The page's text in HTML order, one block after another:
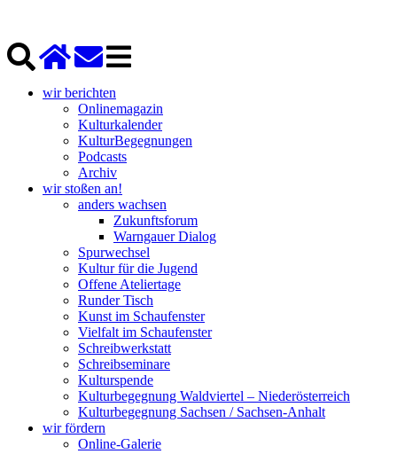
wir berichten
Onlinemagazin
Kulturkalender
KulturBegegnungen
Podcasts
Archiv
wir stoßen an!
anders wachsen
Zukunftsforum
Warngauer Dialog
Spurwechsel
Kultur für die Jugend
Offene Ateliertage
Runder Tisch
Kunst im Schaufenster
Vielfalt im Schaufenster
Schreibwerkstatt
Schreibseminare
Kulturspende
Kulturbegegnung Waldviertel – Niederösterreich
Kulturbegegnung Sachsen / Sachsen-Anhalt
wir fördern
Online-Galerie